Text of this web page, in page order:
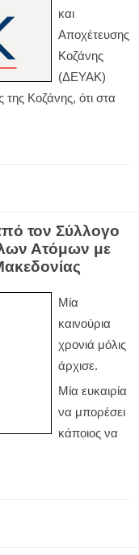
και
Αποχέτευσης
Κοζάνης
(ΔΕΥΑΚ)
της Κοζάνης, ότι στα
τον Σύλλογο
Ατόμων με
Μία
καινούρια
χρονιά μόλις
άρχισε.
Μία ευκαιρία
να μπορέσει
κάποιος να